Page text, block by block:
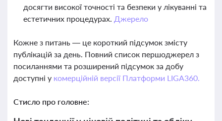
досягти високої точності та безпеки у лікуванні та
естетичних процедурах. Джерело
Кожне з питань — це короткий підсумок змісту
публікацій за день. Повний список першоджерел з
посиланнями та розширений підсумок за добу
доступні у комерційній версії Платформи LIGA360.
Стисло про головне: